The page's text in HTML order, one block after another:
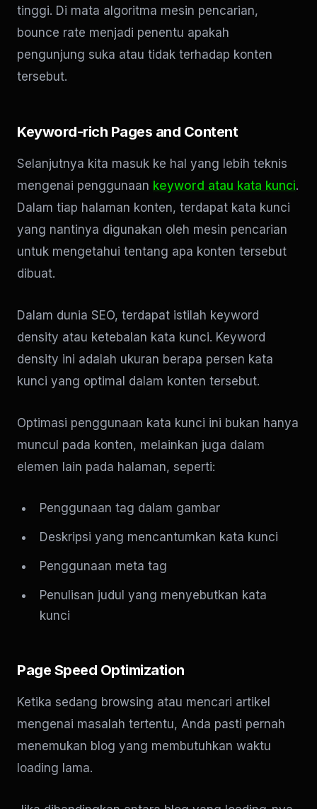
tinggi. Di mata algoritma mesin pencarian,
bounce rate menjadi penentu apakah
pengunjung suka atau tidak terhadap konten
tersebut.
Keyword-rich Pages and Content
Selanjutnya kita masuk ke hal yang lebih teknis
mengenai penggunaan keyword atau kata kunci.
Dalam tiap halaman konten, terdapat kata kunci
yang nantinya digunakan oleh mesin pencarian
untuk mengetahui tentang apa konten tersebut
dibuat.
Dalam dunia SEO, terdapat istilah keyword
density atau ketebalan kata kunci. Keyword
density ini adalah ukuran berapa persen kata
kunci yang optimal dalam konten tersebut.
Optimasi penggunaan kata kunci ini bukan hanya
muncul pada konten, melainkan juga dalam
elemen lain pada halaman, seperti:
Penggunaan tag dalam gambar
Deskripsi yang mencantumkan kata kunci
Penggunaan meta tag
Penulisan judul yang menyebutkan kata
kunci
Page Speed Optimization
Ketika sedang browsing atau mencari artikel
mengenai masalah tertentu, Anda pasti pernah
menemukan blog yang membutuhkan waktu
loading lama.